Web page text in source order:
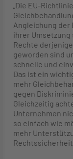
„Die EU-
Angleichung der
ihrer
Rechte
geworden sind
schnelle und
Das ist ein
mehr
gegen
Gleichzeitig
Unternehmen
so einfach wie
mehr